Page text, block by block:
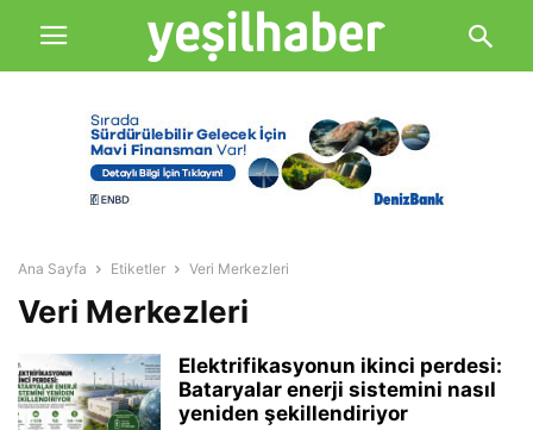
Ana Sayfa Etiketler Veri Merkezleri
Veri Merkezleri
Elektrifikasyonun ikinci perdesi:
Bataryalar enerji sistemini nasıl
yeniden şekillendiriyor